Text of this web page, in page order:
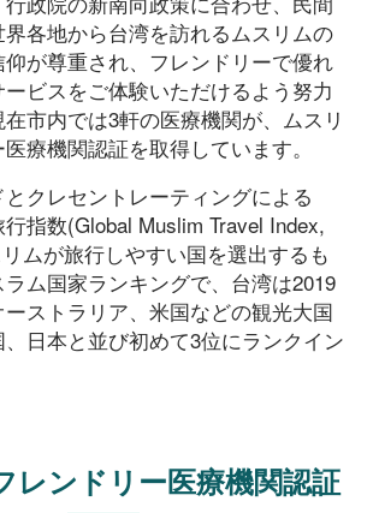
界各地から台湾を訪れるムスリムの
が尊重され、フレンドリーで優れ
ビスをご体験いただけるよう努力
市内では3軒の医療機関が、ムスリ
療機関認証を取得しています。
クレセントレーティングによる
行指数(Global Muslim Travel Index,
ムが旅行しやすい国を選出するも
ム国家ランキングで、台湾は2019
ストラリア、米国などの観光大国
日本と並び初めて3位にランクイン
レンドリー医療機関認証